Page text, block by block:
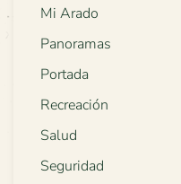
Mi Arado
Panoramas
Portada
Recreación
Salud
Seguridad